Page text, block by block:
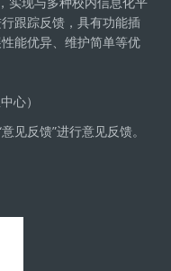
跟踪反馈，具有功能插
能优异、维护简单等优
心）
见反馈”进行意见反馈。